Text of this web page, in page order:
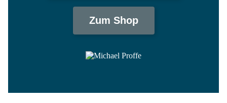
Zum Shop